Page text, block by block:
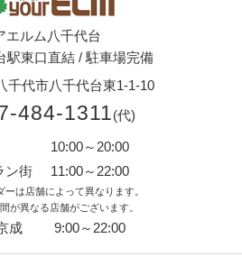
エルム八千代台
駅東口直結 / 駐車場完備
千代市八千代台東1-1-10
484-1311(代)
10:00～20:00
ン街
11:00～22:00
は店舗によって異なります。
が異なる店舗がございます。
成 9:00～22:00